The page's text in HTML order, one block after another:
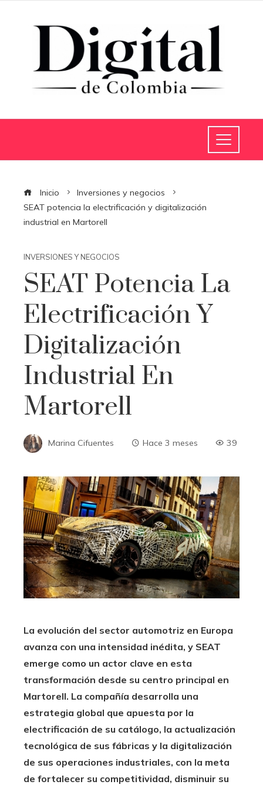
Inicio
Inversiones y negocios
SEAT potencia la electrificación y digitalización
industrial en Martorell
INVERSIONES Y NEGOCIOS
SEAT Potencia La
Electrificación Y
Digitalización
Industrial En
Martorell
Marina Cifuentes Hace 3 meses 39
La evolución del sector automotriz en Europa
avanza con una intensidad inédita, y SEAT
emerge como un actor clave en esta
transformación desde su centro principal en
Martorell. La compañía desarrolla una
estrategia global que apuesta por la
electrificación de su catálogo, la actualización
tecnológica de sus fábricas y la digitalización
de sus operaciones industriales, con la meta
de fortalecer su competitividad, disminuir su